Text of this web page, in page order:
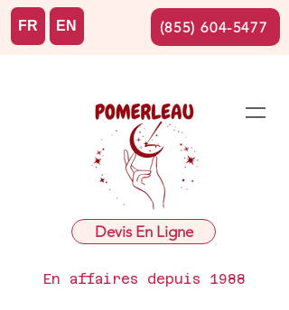
Devis En Ligne
En affaires depuis 1988
FR EN (855) 604-5477